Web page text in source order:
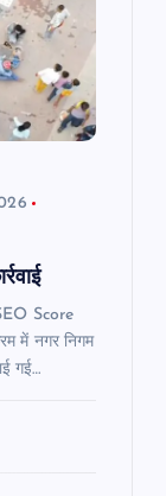
Score
में नगर निगम
गई…